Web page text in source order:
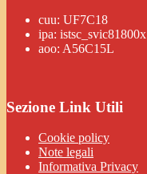
cuu: UF7C18
ipa: istsc_svic81800x
aoo: A56C15L
Sezione Link Utili
Cookie policy
Note legali
Informativa Privacy